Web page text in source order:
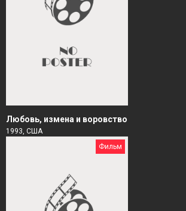
Любовь, измена и воровство
1993, США
Фильм